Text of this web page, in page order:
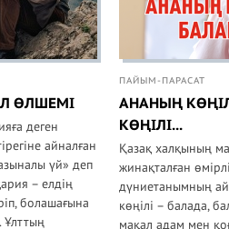
ӨЛШЕМІ
деген
айналған
үй» деп
– елдің
болашағына
Ұлттың
ПАЙЫМ-ПАРАСАТ
АНАНЫҢ
КӨҢІЛІ...
Қазақ халқының
жинақталған
дүниетанымның
көңілі – балада,
мақал адам мен